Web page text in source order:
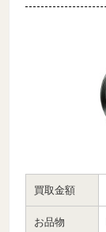
買取金額
お品物